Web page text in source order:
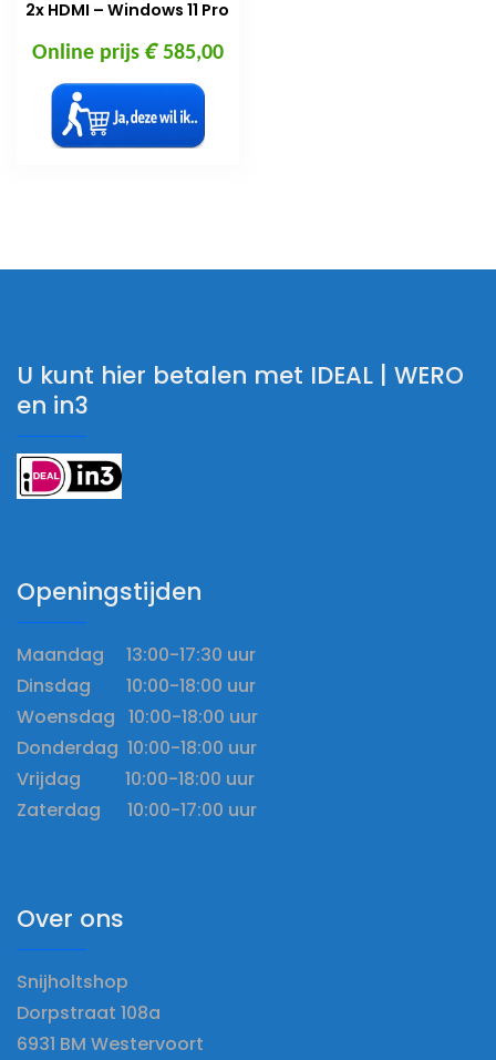
2x HDMI – Windows 11 Pro
Online prijs €585,00
U kunt hier betalen met IDEAL | WERO
en in3
Openingstijden
Maandag 13:00-17:30 uur
Dinsdag 10:00-18:00 uur
Woensdag 10:00-18:00 uur
Donderdag 10:00-18:00 uur
Vrijdag 10:00-18:00 uur
Zaterdag 10:00-17:00 uur
Over ons
Snijholtshop
Dorpstraat 108a
6931 BM Westervoort